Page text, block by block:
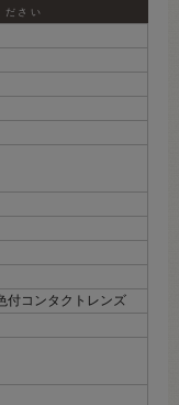
さい
付コンタクトレンズ